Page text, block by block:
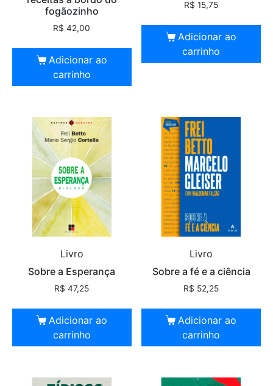
fogãozinho
R$ 42,00
Adicionar ao
carrinho
R$ 15,75
Adicionar ao
carrinho
Livro
Sobre a Esperança
R$ 47,25
Adicionar ao
carrinho
Livro
Sobre a fé e a ciência
R$ 52,25
Adicionar ao
carrinho